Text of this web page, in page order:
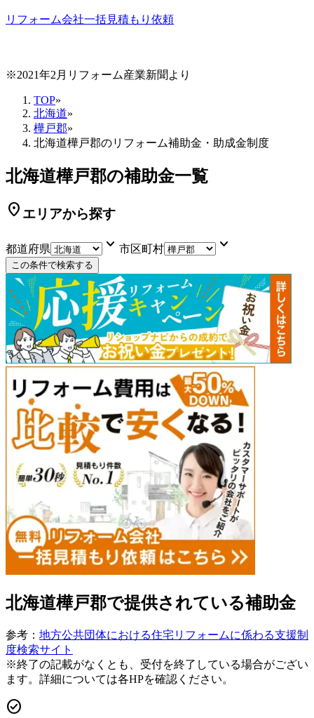
リフォーム会社一括見積もり依頼
※2021年2月リフォーム産業新聞より
TOP»
北海道»
樺戸郡»
北海道樺戸郡のリフォーム補助金・助成金制度
北海道樺戸郡の補助金一覧
location_on エリアから探す
都道府県 keyboard_arrow_down 市区町村 keyboard_arrow_down
この条件で検索する
北海道樺戸郡で提供されている補助金
参考： 地方公共団体における住宅リフォームに係わる支援制
度検索サイト
※終了の記載がなくとも、受付を終了している場合がござい
ます。詳細については各HPを確認ください。
check_circle